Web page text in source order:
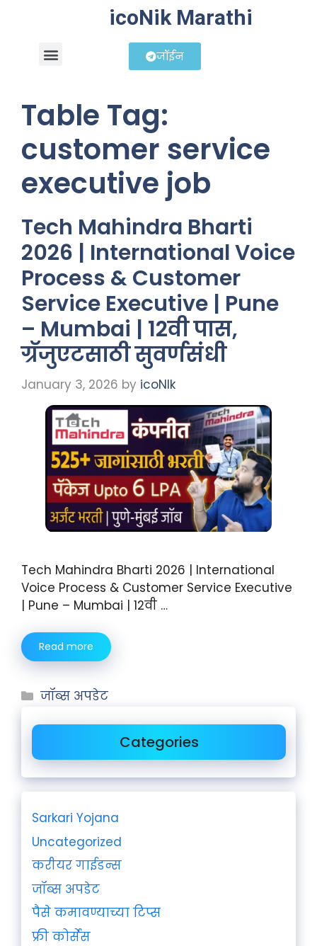
icoNik Marathi
जॉईन
Table Tag:
customer service
executive job
Tech Mahindra Bharti
2026 | International Voice
Process & Customer
Service Executive | Pune
– Mumbai | 12वी पास,
ग्रॅजुएटसाठी सुवर्णसंधी
January 3, 2026 by icoNIk
Tech Mahindra Bharti 2026 | International
Voice Process & Customer Service Executive
| Pune – Mumbai | 12वी …
Read more
जॉब्स अपडेट
Categories
Sarkari Yojana
Uncategorized
करीयर गाईडन्स
जॉब्स अपडेट
पैसे कमावण्याच्या टिप्स
फ्री कोर्सेस